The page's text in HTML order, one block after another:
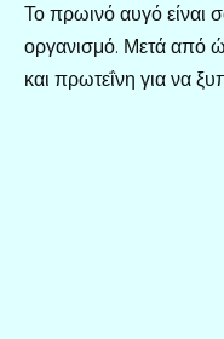
Το πρωινό αυγό είναι
οργανισμό. Μετά από
και πρωτεΐνη για να